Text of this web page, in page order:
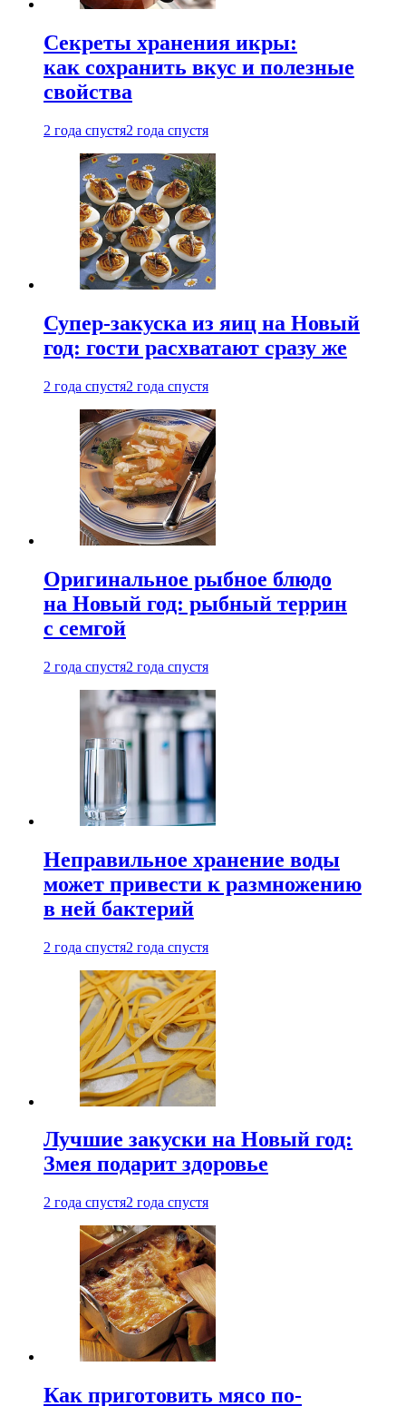
Секреты хранения икры:
как сохранить вкус и полезные
свойства
2 года спустя2 года спустя
Супер-закуска из яиц на Новый
год: гости расхватают сразу же
2 года спустя2 года спустя
Оригинальное рыбное блюдо
на Новый год: рыбный террин
с семгой
2 года спустя2 года спустя
Неправильное хранение воды
может привести к размножению
в ней бактерий
2 года спустя2 года спустя
Лучшие закуски на Новый год:
Змея подарит здоровье
2 года спустя2 года спустя
Как приготовить мясо по-